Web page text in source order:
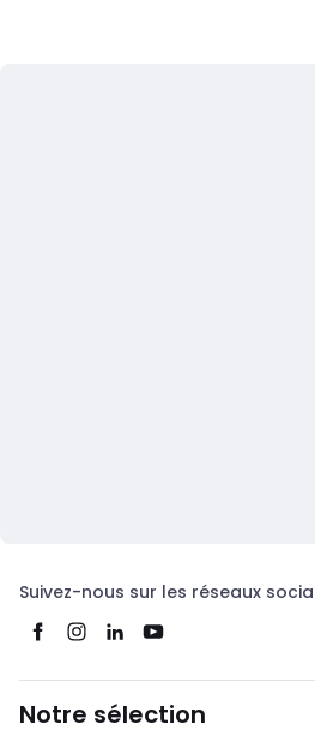
Suivez-nous sur les réseaux
Notre sélection